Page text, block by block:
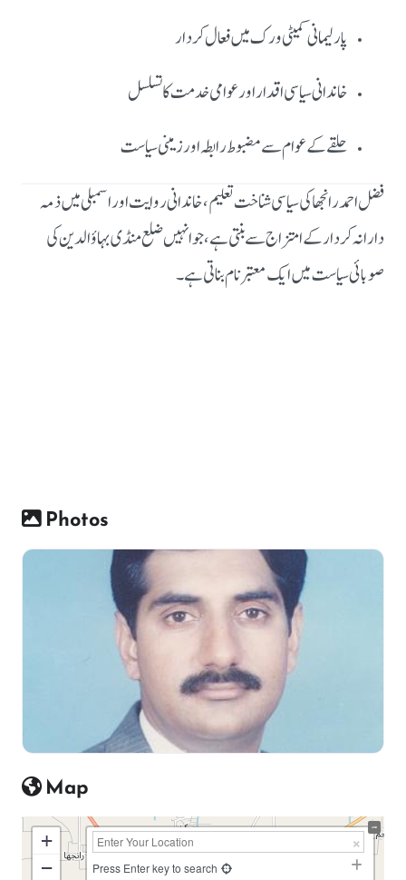
پارلیمانی کمیٹی ورک میں فعال کردار
خاندانی سیاسی اقدار اور عوامی خدمت کا تسلسل
حلقے کے عوام سے مضبوط رابطہ اور زمینی سیاست
فضل احمد رانجھا کی سیاسی شناخت تعلیم، خاندانی روایت اور اسمبلی میں ذمہ
دارانہ کردار کے امتزاج سے بنتی ہے، جو انہیں ضلع منڈی بہاؤالدین کی
صوبائی سیاست میں ایک معتبر نام بناتی ہے۔
Photos
Map
+
−
Press Enter key to search